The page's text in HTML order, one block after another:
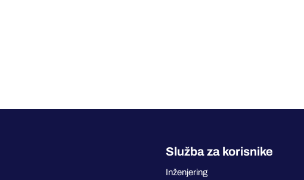
Služba za korisnike
Inženjering